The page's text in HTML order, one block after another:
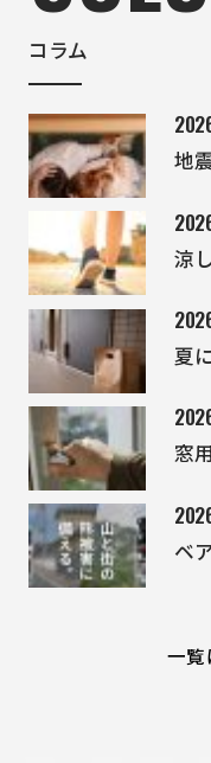
コラム
地
涼
夏
窓
ベ
一覧